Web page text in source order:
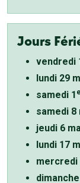
Jours
vendredi
lundi 29
samedi 1
samedi 8
jeudi 6
lundi 17
mercredi